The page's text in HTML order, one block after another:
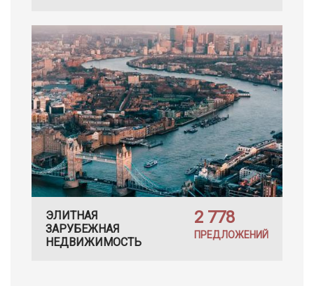
ЭЛИТНАЯ
ЗАРУБЕЖНАЯ
НЕДВИЖИМОСТЬ
2 778
ПРЕДЛОЖЕНИЙ